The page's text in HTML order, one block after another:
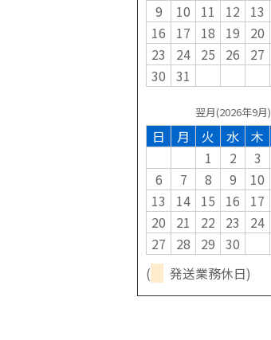
9
10 11 12 13
16
17 18 19 20
23
24 25 26 27
30 31
翌月(2026年9月)
日 月 火 水 木
1
2 3
6
7 8 9 10
13
14 15 16 17
20
21 22 23 24
27
28 29 30
(
発送業務休日)